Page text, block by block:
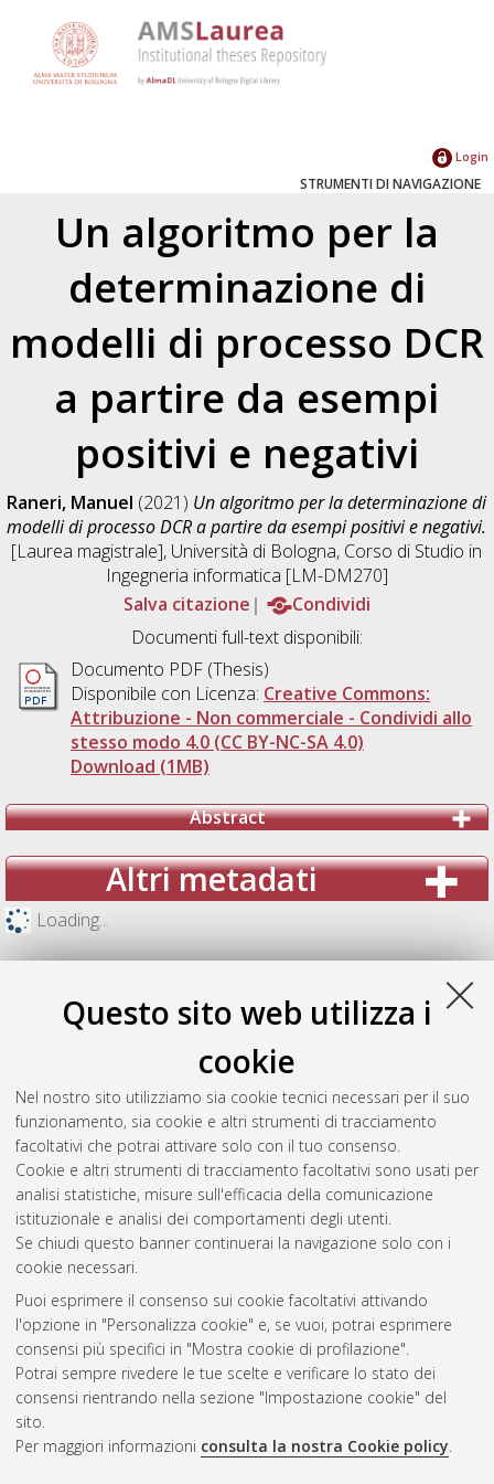
Questo sito web utilizza i
cookie
Nel nostro sito utilizziamo sia cookie tecnici necessari per il suo
funzionamento, sia cookie e altri strumenti di tracciamento
facoltativi che potrai attivare solo con il tuo consenso.
Cookie e altri strumenti di tracciamento facoltativi sono usati per
analisi statistiche, misure sull'efficacia della comunicazione
istituzionale e analisi dei comportamenti degli utenti.
Se chiudi questo banner continuerai la navigazione solo con i
cookie necessari.
Puoi esprimere il consenso sui cookie facoltativi attivando
l'opzione in "Personalizza cookie" e, se vuoi, potrai esprimere
consensi più specifici in "Mostra cookie di profilazione".
Potrai sempre rivedere le tue scelte e verificare lo stato dei
consensi rientrando nella sezione "Impostazione cookie" del
sito.
Per maggiori informazioni consulta la nostra Cookie policy.
Login
STRUMENTI DI NAVIGAZIONE
Un algoritmo per la
determinazione di
modelli di processo DCR
a partire da esempi
positivi e negativi
Raneri, Manuel (2021) Un algoritmo per la determinazione di
modelli di processo DCR a partire da esempi positivi e negativi.
[Laurea magistrale], Università di Bologna, Corso di Studio in
Ingegneria informatica [LM-DM270]
Salva citazione
Condividi
Documenti full-text disponibili:
Documento PDF (Thesis)
Disponibile con Licenza: Creative Commons:
Attribuzione - Non commerciale - Condividi allo
stesso modo 4.0 (CC BY-NC-SA 4.0)
Download (1MB)
Abstract
Altri metadati
Loading...
Gestione del documento:
Atom
Rss 1.0
Rss 2.0
AMS Laurea